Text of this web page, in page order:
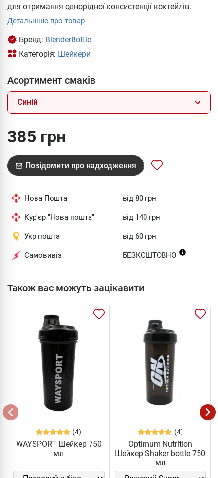
для отримання однорідної консистенції коктейлів.
Детальніше про товар
Бренд: BlenderBottle
Категорія: Шейкери
Асортимент смаків
Синій
385 грн
Повідомити про надходження
Нова Пошта від 80 грн
Кур'єр "Нова пошта" від 140 грн
Укр пошта від 60 грн
Самовивіз БЕЗКОШТОВНО
Також вас можуть зацікавити
(4)
WAYSPORT Шейкер 750
мл
(4)
Optimum Nutrition
Шейкер Shaker bottle 750
мл